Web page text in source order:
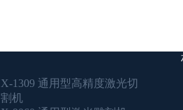
X-1309 通用型高精度激光切
割机